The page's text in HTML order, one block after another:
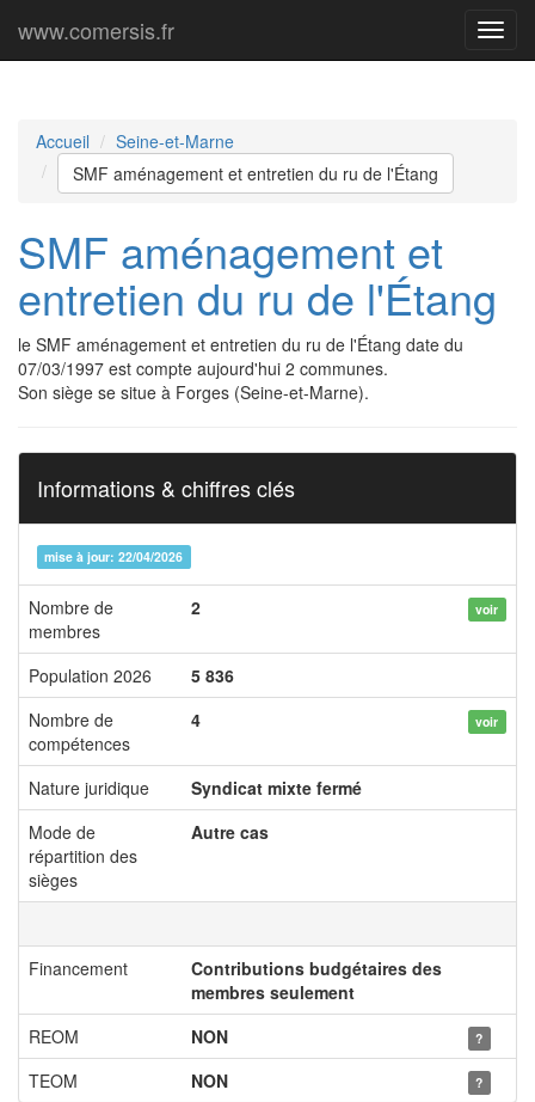
Menu
www.comersis.fr
Accueil
Seine-et-Marne
SMF aménagement et entretien du ru de l'Étang
SMF aménagement et
entretien du ru de l'Étang
le SMF aménagement et entretien du ru de l'Étang date du
07/03/1997 est compte aujourd'hui 2 communes.
Son siège se situe à Forges (Seine-et-Marne).
Informations & chiffres clés
mise à jour: 22/04/2026
Nombre de
membres
2 voir
Population 2026
5 836
Nombre de
compétences
4 voir
Nature juridique
Syndicat mixte fermé
Mode de
répartition des
sièges
Autre cas
Financement
Contributions budgétaires des
membres seulement
REOM
NON ?
TEOM NON ?